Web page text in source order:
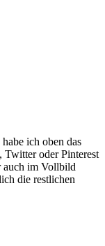
ich oben das
Twitter oder Pinterest
auch im Vollbild
die restlichen